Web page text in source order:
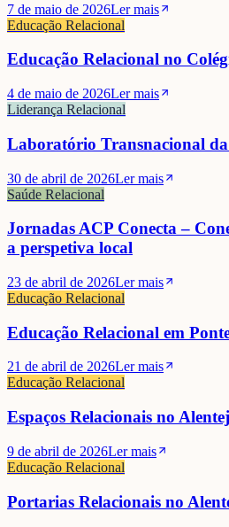
7 de maio de 2026Ler mais
Educação Relacional
Educação Relacional no
4 de maio de 2026Ler mais
Liderança Relacional
Laboratório Transnacional
30 de abril de 2026Ler mais
Saúde Relacional
Jornadas ACP Conecta –
a perspetiva local
23 de abril de 2026Ler mais
Educação Relacional
Educação Relacional em
21 de abril de 2026Ler mais
Educação Relacional
Espaços Relacionais no
9 de abril de 2026Ler mais
Educação Relacional
Portarias Relacionais no